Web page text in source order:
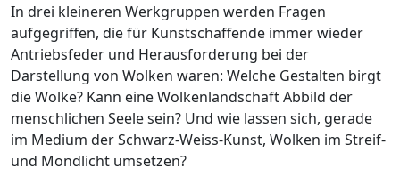
In drei kleineren Werkgruppen werden Fragen
aufgegriffen, die für Kunstschaffende immer wieder
Antriebsfeder und Herausforderung bei der
Darstellung von Wolken waren: Welche Gestalten birgt
die Wolke? Kann eine Wolkenlandschaft Abbild der
menschlichen Seele sein? Und wie lassen sich, gerade
im Medium der Schwarz-Weiss-Kunst, Wolken im Streif-
und Mondlicht umsetzen?